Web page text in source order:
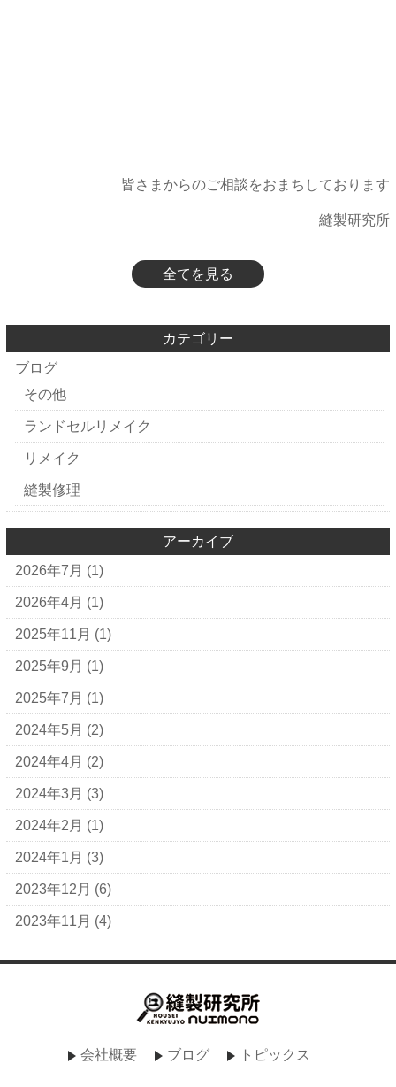
皆さまからのご相談をおまちしております
縫製研究所
全てを見る
カテゴリー
ブログ
その他
ランドセルリメイク
リメイク
縫製修理
アーカイブ
2026年7月 (1)
2026年4月 (1)
2025年11月 (1)
2025年9月 (1)
2025年7月 (1)
2024年5月 (2)
2024年4月 (2)
2024年3月 (3)
2024年2月 (1)
2024年1月 (3)
2023年12月 (6)
2023年11月 (4)
会社概要 ブログ トピックス